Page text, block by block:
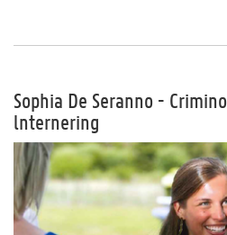
Sophia De Seranno -
lnternering